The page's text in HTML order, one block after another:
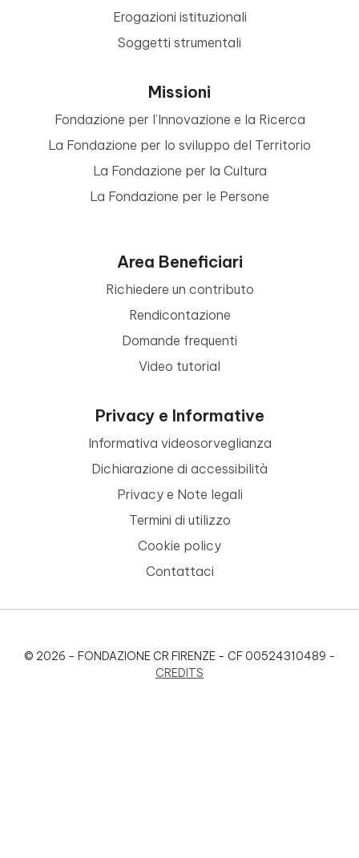
Erogazioni istituzionali
Soggetti strumentali
Missioni
Fondazione per l’Innovazione e la Ricerca
La Fondazione per lo sviluppo del Territorio
La Fondazione per la Cultura
La Fondazione per le Persone
Area Beneficiari
Richiedere un contributo
Rendicontazione
Domande frequenti
Video tutorial
Privacy e Informative
Informativa videosorveglianza
Dichiarazione di accessibilità
Privacy e Note legali
Termini di utilizzo
Cookie policy
Contattaci
© 2026 - FONDAZIONE CR FIRENZE - CF 00524310489 -
CREDITS